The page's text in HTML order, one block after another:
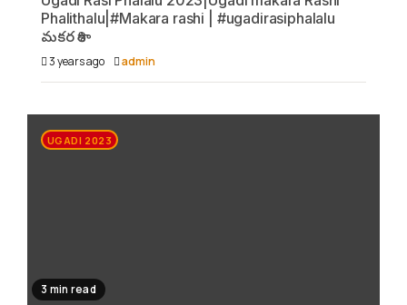
Phalithalu|#Makara rashi | #ugadirasiphalalu
మకర రాశి
3 years ago admin
UGADI 2023
3 min read